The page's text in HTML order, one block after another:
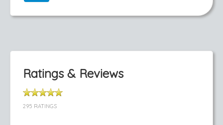
Ratings & Reviews
295 RATINGS